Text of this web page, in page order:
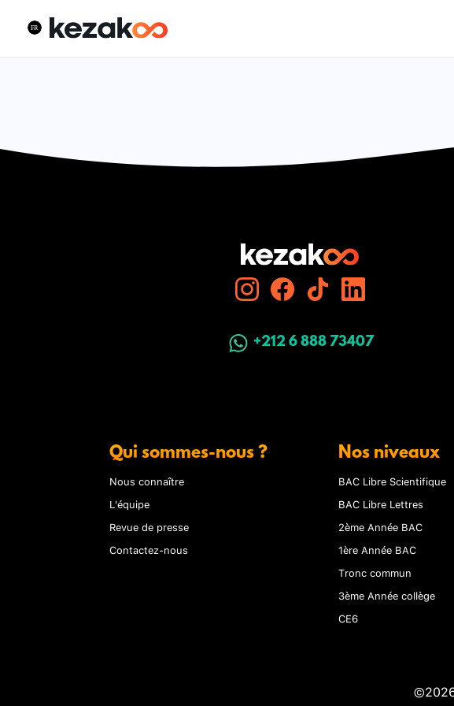
+212 6 888 73407
Qui sommes-nous ?
Nous connaître
L'équipe
Revue de presse
Contactez-nous
Nos niveaux
BAC Libre Scientifique
BAC Libre Lettres
2ème Année BAC
1ère Année BAC
Tronc commun
3ème Année collège
CE6